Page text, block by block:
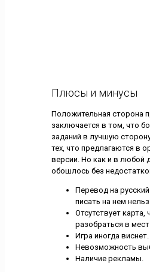
Плюсы и минусы
Положительная сторона
заключается в том, что
заданий в лучшую
тех, что предлагаются в
версии. Но как и в любой
обошлось без
Перевод на
писать на нем
Отсутствует карта,
разобраться в
Игра иногда виснет.
Невозможность
Наличие рекламы.